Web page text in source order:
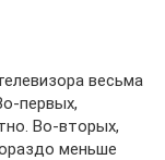
весьма
первых,
Во-вторых,
меньше